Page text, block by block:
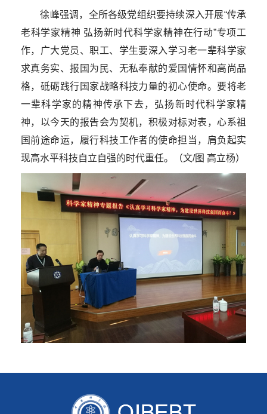
徐峰强调，全所各级党组织要持续深入开展“传承
老科学家精神 弘扬新时代科学家精神在行动”专项工
作，广大党员、职工、学生要深入学习老一辈科学家
求真务实、报国为民、无私奉献的爱国情怀和高尚品
格，砥砺践行国家战略科技力量的初心使命。要将老
一辈科学家的精神传承下去，弘扬新时代科学家精
神，以今天的报告会为契机，积极对标对表，心系祖
国前途命运，履行科技工作者的使命担当，肩负起实
现高水平科技自立自强的时代重任。（文/图 高立杨）